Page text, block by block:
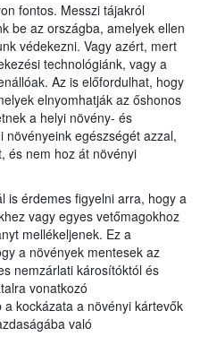
fontos. Messzi tájakról
be az országba, amelyek ellen
védekezni. Vagy azért, mert
technológiánk, vagy a
Az is előfordulhat, hogy
elnyomhatják az őshonos
a helyi növény- és
egészségét azzal,
és nem hoz át növényi
is érdemes figyelni arra, hogy a
vagy egyes vetőmagokhoz
mellékeljenek. Ez a
a növények mentesek az
nemzárlati károsítóktól és
vonatkozó
kockázata a növényi kártevők
való